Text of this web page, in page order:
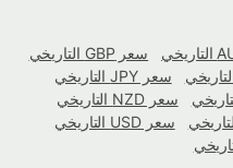
سعر GBP التاريخي
سعر JPY التاريخي
سعر NZD التاريخي
سعر USD التاريخي